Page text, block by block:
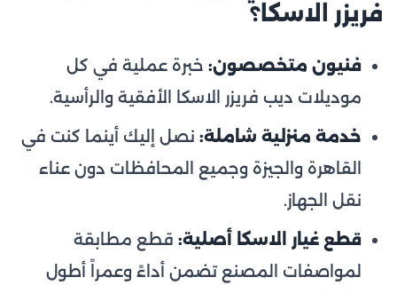
فريزر الاسكا؟
فنيون متخصصون: خبرة عملية في كل
موديلات ديب فريزر الاسكا الأفقية والرأسية.
خدمة منزلية شاملة: نصل إليك أينما كنت في
القاهرة والجيزة وجميع المحافظات دون عناء
نقل الجهاز.
قطع غيار الاسكا أصلية: قطع مطابقة
لمواصفات المصنع تضمن أداءً وعمراً أطول